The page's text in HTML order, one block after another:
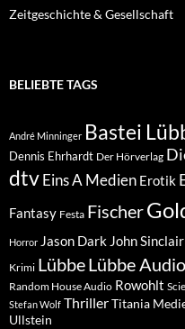
Zeitgeschichte & Gesellschaft
BELIEBTE TAGS
André Minninger Bastei
Dennis Ehrhardt Der Hörverlag
dtvEins A Medien Erotik
Fantasy Festa Fischer
Horror Jason Dark John Sinclair
Krimi LübbeLübbe Audio
Random House Audio Rowohlt
Stefan Wolf ThrillerTitania
Ullstein